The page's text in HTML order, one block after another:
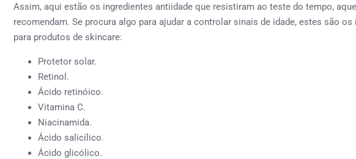
Assim, aqui estão os ingredientes antiidade que resistiram ao teste do tempo,
recomendam. Se procura algo para ajudar a controlar sinais de idade, estes são
para produtos de skincare:
Protetor solar.
Retinol.
Ácido retinóico.
Vitamina C.
Niacinamida.
Ácido salicílico.
Ácido glicólico.